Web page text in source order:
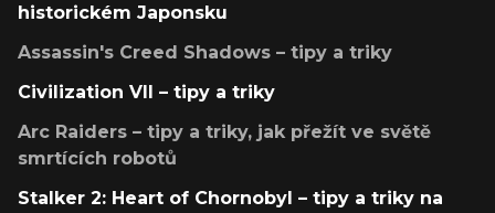
historickém Japonsku
Assassin's Creed Shadows – tipy a triky
Civilization VII – tipy a triky
Arc Raiders – tipy a triky, jak přežít ve světě
smrtících robotů
Stalker 2: Heart of Chornobyl – tipy a triky na